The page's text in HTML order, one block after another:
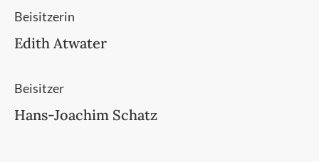
Beisitzerin
Edith Atwater
Beisitzer
Hans-Joachim Schatz